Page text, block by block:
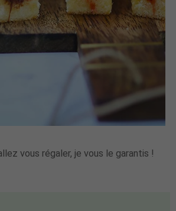
vous régaler, je vous le garantis !